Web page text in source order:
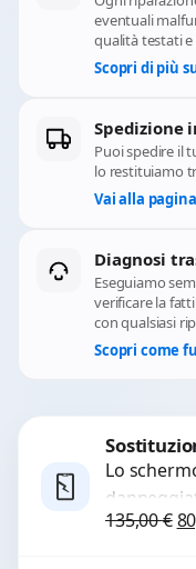
eventuali
qualità testati
Scopri di più
Spedizione
Puoi spedire il
lo restituiamo
Vai alla
Diagnosi
Eseguiamo
verificare la
con qualsiasi
Scopri come
Lo
macchie,
135,00€Il